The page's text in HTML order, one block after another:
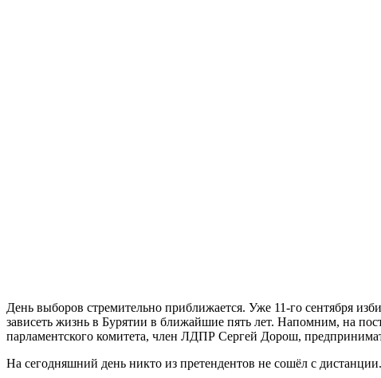
День выборов стремительно приближается. Уже 11-го сентября
зависеть жизнь в Бурятии в ближайшие пять лет. Напомним, на
парламентского комитета, член ЛДПР Сергей Дорош,
На сегодняшний день никто из претендентов не сошёл с